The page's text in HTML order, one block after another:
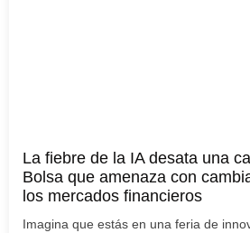
La fiebre de la IA desata una
Bolsa que amenaza con
los mercados financieros
Imagina que estás en una feria de